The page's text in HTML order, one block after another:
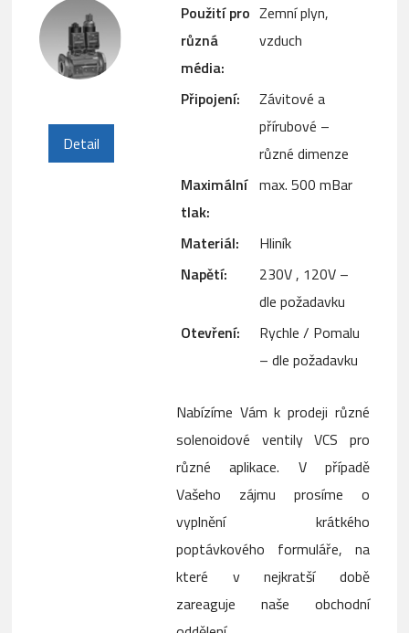
Detail
Použití pro
různá
média:
Zemní plyn,
vzduch
Připojení:
Závitové a
přírubové –
různé dimenze
Maximální
tlak:
max. 500 mBar
Materiál:
Hliník
Napětí:
230V , 120V –
dle požadavku
Otevření:
Rychle / Pomalu
– dle požadavku
Nabízíme Vám k prodeji různé
solenoidové ventily VCS pro
různé aplikace. V případě
Vašeho zájmu prosíme o
vyplnění krátkého
poptávkového formuláře, na
které v nejkratší době
zareaguje naše obchodní